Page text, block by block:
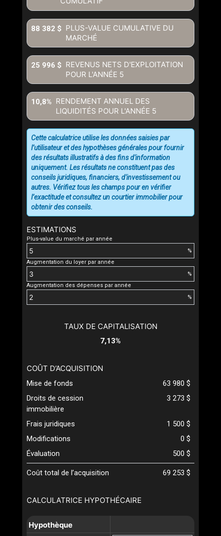
PLUS-VALUE CUMULATIVE DU
MARCHÉ
88 382 $
REVENUS NETS D'EXPLOITATION
POUR L'ANNÉE 5
25 996 $
RENDEMENT ANNUEL DES
LIQUIDITÉS POUR L'ANNÉE 5
10,8%
ESTIMATIONS
Plus-value du marché par année
%
Augmentation du loyer par année
%
Augmentation des dépenses par année
%
Cette calculatrice utilise les données saisies par
l’utilisateur et des hypothèses générales pour fournir
des résultats illustratifs à des fins d'information
uniquement. Les résultats ne constituent pas des
conseils juridiques, financiers, d'investissement ou
autres. Vérifiez tous les champs pour en vérifier
l’exactitude et consultez un courtier immobilier pour
obtenir des conseils.
CALCULATRICE HYPOTHÉCAIRE
Hypothèque
TAUX DE CAPITALISATION
7,13%
COÛT D’ACQUISITION
Mise de fonds
63 980 $
Droits de cession
immobilière
3 273 $
Frais juridiques
1 500 $
Modifications
0 $
Évaluation
500 $
Coût total de l’acquisition 69 253 $